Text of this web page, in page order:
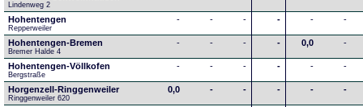
Lindenweg 2
Hohentengen
Repperweiler
- - - - - -
Hohentengen-Bremen
Bremer Halde 4
- - - - 0,0 -
Hohentengen-Völlkofen
Bergstraße
- - - - - -
Horgenzell-Ringgenweiler
Ringgenweiler 620
0,0 - - - - -